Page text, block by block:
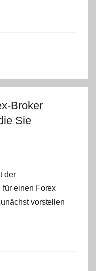
Broker
Sie
der
für einen Forex
vorstellen